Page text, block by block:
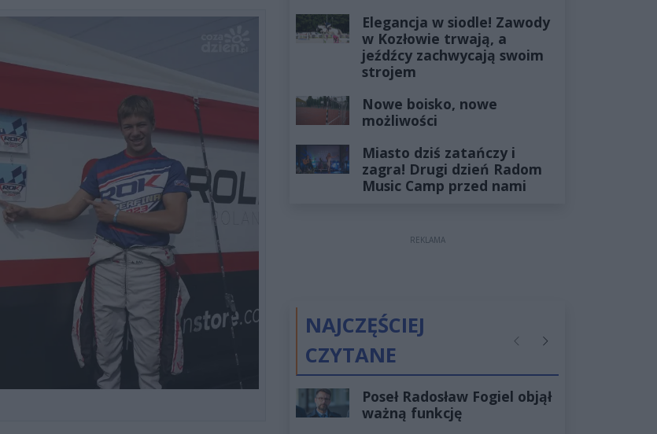
Elegancja w siodle! Zawody
w Kozłowie trwają, a
jeźdźcy zachwycają swoim
strojem
Nowe boisko, nowe
możliwości
Miasto dziś zatańczy i
zagra! Drugi dzień Radom
Music Camp przed nami
REKLAMA
NAJCZĘŚCIEJ
CZYTANE
PoprzednieNastępne
Poseł Radosław Fogiel objął
ważną funkcję